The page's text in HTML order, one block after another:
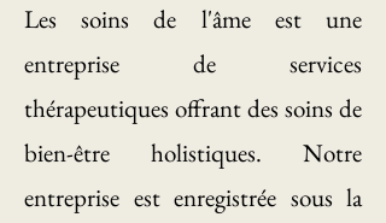
Les soins de l'âme est une
entreprise de services
thérapeutiques offrant des soins de
bien-être holistiques. Notre
entreprise est enregistrée sous la